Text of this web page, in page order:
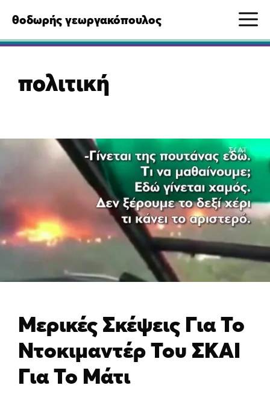
σε
περιεχόμενο
θοδωρής γεωργακόπουλος
πολιτική
Μερικές Σκέψεις Για Το
Ντοκιμαντέρ Του ΣΚΑΙ
Για Το Μάτι